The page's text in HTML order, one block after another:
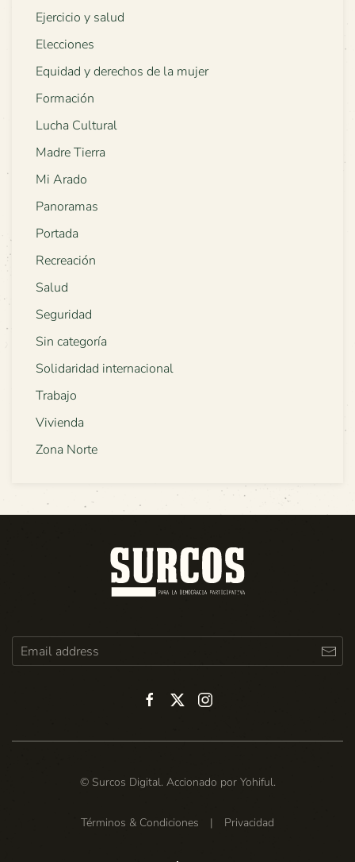
Ejercicio y salud
Elecciones
Equidad y derechos de la mujer
Formación
Lucha Cultural
Madre Tierra
Mi Arado
Panoramas
Portada
Recreación
Salud
Seguridad
Sin categoría
Solidaridad internacional
Trabajo
Vivienda
Zona Norte
© Surcos Digital. Accionado por Yohiful.
Términos & Condiciones | Privacidad